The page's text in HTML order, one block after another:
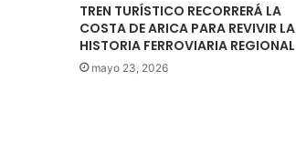
TREN TURÍSTICO RECORRERÁ LA
COSTA DE ARICA PARA REVIVIR LA
HISTORIA FERROVIARIA REGIONAL
mayo 23, 2026